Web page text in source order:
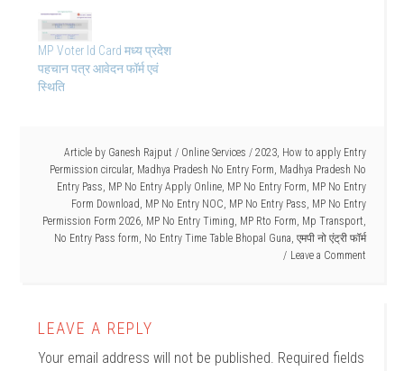
MP Voter Id Card मध्य प्रदेश
पहचान पत्र आवेदन फॉर्म एवं
स्थिति
Article by Ganesh Rajput / Online Services / 2023, How to apply Entry
Permission circular, Madhya Pradesh No Entry Form Madhya Pradesh No
Entry Pass MP No Entry Apply Online, MP No Entry Form MP No Entry
Form Download MP No Entry NOC MP No Entry Pass MP No Entry
Permission Form 2026, MP No Entry Timing MP Rto Form Mp Transport
No Entry Pass form No Entry Time Table Bhopal Guna एमपी नो एंट्री फॉर्म
Leave a Comment
LEAVE A REPLY
Your email address will not be published. Required fields